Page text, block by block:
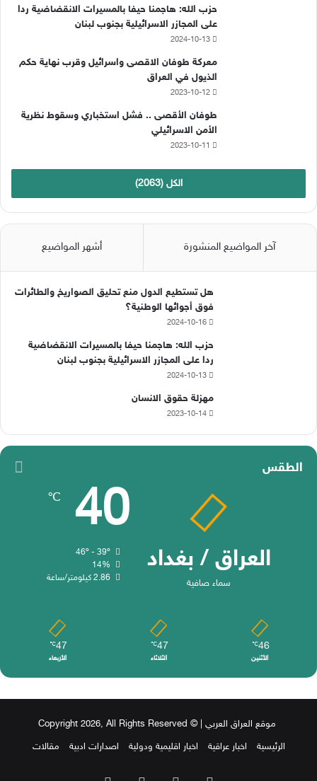
و
ك
T
ق
حزب الله: هاجمنا حيفا بالمسيرات الانقضاضية ردا
على المجازر الاسرائيلية بجنوب لبنان
2024-10-13
معركة طوفان الاقصى واسرائيل وقرب نهاية حكم
الذيول في العراق
2023-10-12
طوفان الأقصى .. فشل استخباري وسقوط نظرية
الأمن الاسرائيلي
2023-10-11
الكل (2063)
آخر المواضيع المنشورة أشهر المواضيع
هل تستطيع الدول منع تحليق الصواريخ والطائرات
فوق أجوائها الوطنية؟
2024-10-16
حزب الله: هاجمنا حيفا بالمسيرات الانقضاضية
ردا على المجازر الاسرائيلية بجنوب لبنان
2024-10-13
مهزلة حقوق الانسان
2023-10-14
الطقس
العراق / بغداد
سماء صافية
40
℃
46º - 39º
14%
2.86 كيلومتر/ساعة
46
℃
الأثنين
47
℃
الثلاثاء
47
℃
الأربعاء
موقع العراق العربي | © Copyright 2026, All Rights Reserved
الرئيسية
اخبار عراقية اخبار اقليمية ودولية اصدارات ادبية مقالات